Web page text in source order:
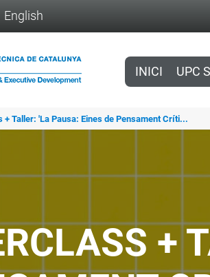
English
INICI UPC
+ Taller: 'La Pausa: Eines de Pensament Críti...
+